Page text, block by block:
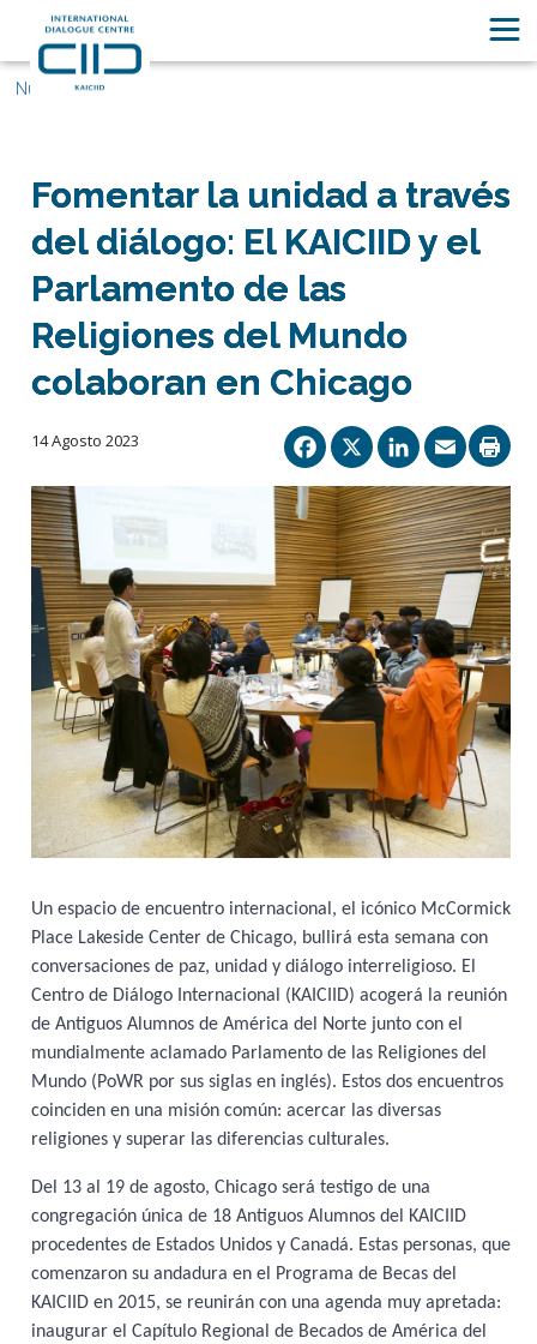
Nuestras historias
Fomentar la unidad a través
del diálogo: El KAICIID y el
Parlamento de las
Religiones del Mundo
colaboran en Chicago
14 Agosto 2023 Facebook
X
Un espacio de encuentro internacional, el icónico McCormick
Place Lakeside Center de Chicago, bullirá esta semana con
conversaciones de paz, unidad y diálogo interreligioso. El
Centro de Diálogo Internacional (KAICIID) acogerá la reunión
de Antiguos Alumnos de América del Norte junto con el
mundialmente aclamado Parlamento de las Religiones del
Mundo (PoWR por sus siglas en inglés). Estos dos encuentros
coinciden en una misión común: acercar las diversas
religiones y superar las diferencias culturales.
Del 13 al 19 de agosto, Chicago será testigo de una
congregación única de 18 Antiguos Alumnos del KAICIID
procedentes de Estados Unidos y Canadá. Estas personas, que
comenzaron su andadura en el Programa de Becas del
KAICIID en 2015, se reunirán con una agenda muy apretada:
inaugurar el Capítulo Regional de Becados de América del